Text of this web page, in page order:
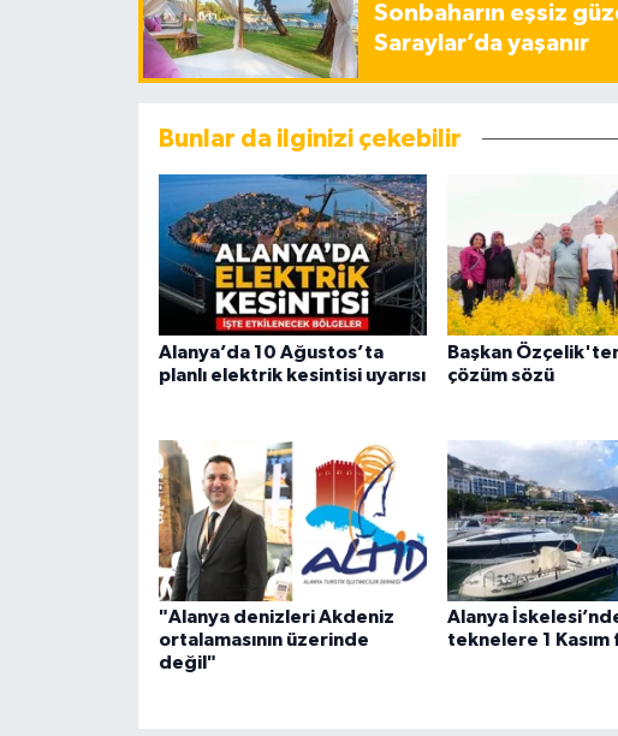
Sonbaharın eşsiz
Saraylar’da yaşanır
Bunlar da ilginizi çekebilir
Alanya’da 10 Ağustos’ta
planlı elektrik kesintisi uyarısı
Başkan
çözüm sözü
"Alanya denizleri Akdeniz
ortalamasının üzerinde
değil"
Alanya
teknelere 1 Kasım